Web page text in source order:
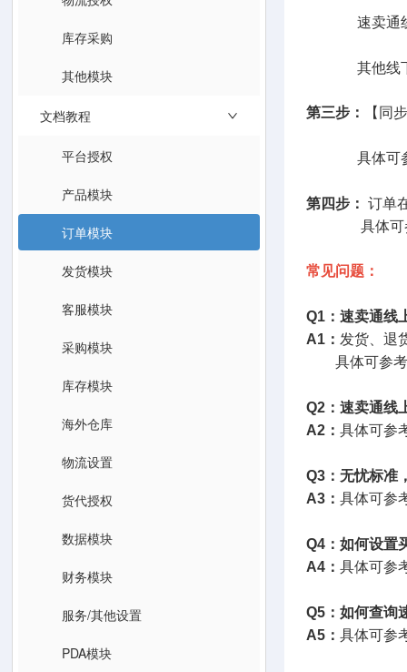
库存采购
其他模块
文档教程
平台授权
产品模块
订单模块
发货模块
客服模块
采购模块
库存模块
海外仓库
物流设置
货代授权
数据模块
财务模块
服务/其他设置
PDA模块
速卖通线
其他线下
第三步： 【同
具体可参
第四步：订单
具体可参
常见问题：
Q1：速卖通线
A1： 发货、退
具体可参
Q2：速卖通线
A2：具体可参
Q3：无忧标准
A3：具体可参
Q4：如何设置
A4：具体可参
Q5：如何查询
A5：具体可参